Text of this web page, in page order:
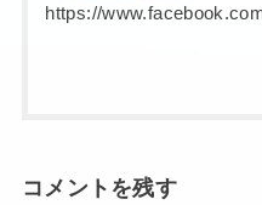
https://
コメントを残す